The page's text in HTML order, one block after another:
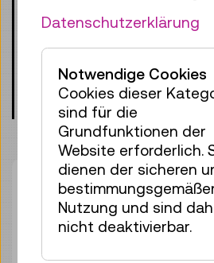
erwachsenen
Programmen teilnehmen.
Begleitperson ist ein
erforderlich.
Treffpunkt:
Dauer:45min
Gruppengröße:25
Erwachsene€ 5,50
Unter 19 Jahren
Datenschutzerklärung
Notwendige Cookies
Cookies dieser
sind für die
Grundfunktionen der
Website erforderlich.
dienen der sicheren
Nutzung und sind
nicht deaktivierbar.